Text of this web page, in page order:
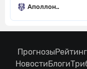
Аполлон..
Прогнозы
НовостиБлоги